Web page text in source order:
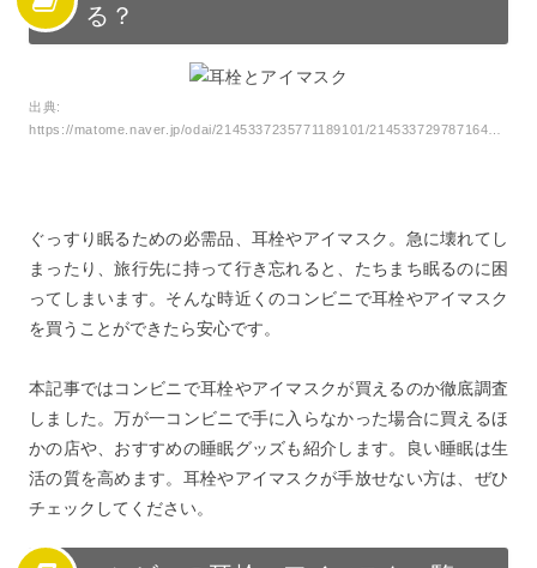
4
コンビニ以外で耳栓・アイマスクが買える場所
5
コンビニで買える快眠グッズ
コンビニの耳栓・アイマスクまとめ
る？
出典:
https://matome.naver.jp/odai/2145337235771189101/2145337297871649303
ぐっすり眠るための必需品、耳栓やアイマスク。急に壊れてし
まったり、旅行先に持って行き忘れると、たちまち眠るのに困
ってしまいます。そんな時近くのコンビニで耳栓やアイマスク
を買うことができたら安心です。
本記事ではコンビニで耳栓やアイマスクが買えるのか徹底調査
しました。万が一コンビニで手に入らなかった場合に買えるほ
かの店や、おすすめの睡眠グッズも紹介します。良い睡眠は生
活の質を高めます。耳栓やアイマスクが手放せない方は、ぜひ
チェックしてください。